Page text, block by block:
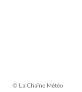
© La Chaîne Météo